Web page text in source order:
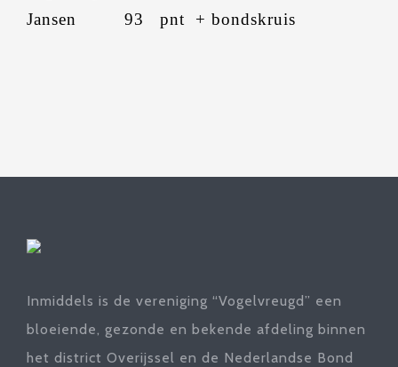
Jansen 93 pnt + bondskruis
Inmiddels is de vereniging “Vogelvreugd” een
bloeiende, gezonde en bekende afdeling binnen
het district Overijssel en de Nederlandse Bond